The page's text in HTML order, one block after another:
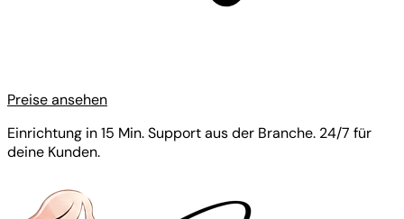
Preise ansehen
Einrichtung in 15 Min. Support aus der Branche. 24/7 für
deine Kunden.